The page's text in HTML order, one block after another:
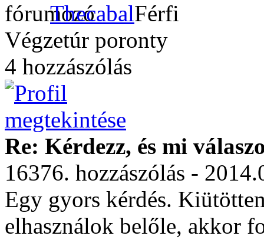
Thecabal
Végzetúr poronty
4 hozzászólás
Re: Kérdezz, és mi
16376. hozzászólás -
Egy gyors kérdés.
elhasználok belőle, akkor